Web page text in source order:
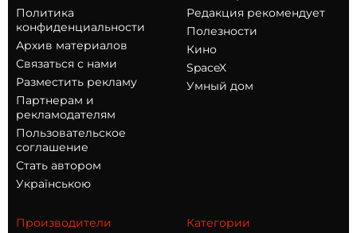
Политика
конфиденциальности
Архив материалов
Связаться с нами
Разместить рекламу
Партнерам и
рекламодателям
Пользовательское
соглашение
Стать автором
Українською
Редакция рекомендует
Полезности
Кино
SpaceX
Умный дом
Производители
Категории